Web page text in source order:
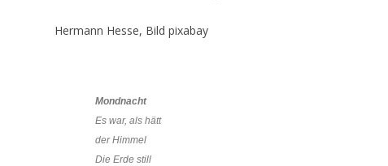
Hermann Hesse, Bild pixabay
Mondnacht
Es war, als hätt
der Himmel
Die Erde still